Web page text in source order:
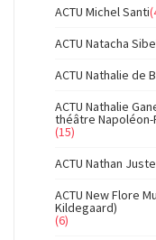
ACTU Michel Santi
ACTU Natacha
ACTU Nathalie de
ACTU Nathalie
théâtre Napoléon-
(15)
ACTU Nathan Juste
ACTU New Flore
Kildegaard)
(6)